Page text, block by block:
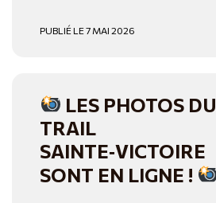
PUBLIÉ LE 7 MAI 2026
LES PHOTOS DU
TRAIL
SAINTE‑VICTOIRE
SONT EN LIGNE !